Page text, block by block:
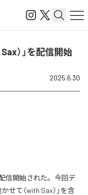
）」を配信開始
2025.6.30
配信開始された。今回デ
せて（with Sax）」を含